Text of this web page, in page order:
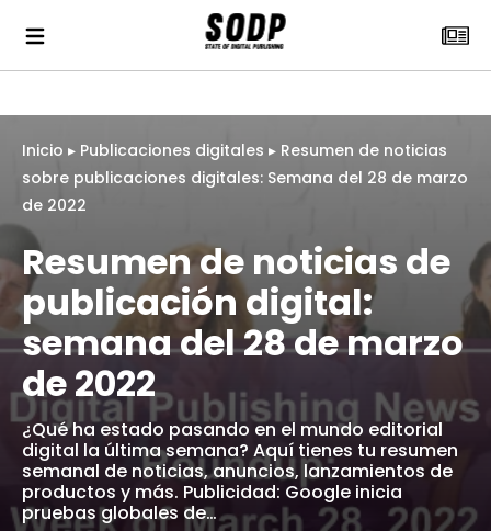
Inicio ▸ Publicaciones digitales ▸ Resumen de noticias
sobre publicaciones digitales: Semana del 28 de marzo
de 2022
Resumen de noticias de
publicación digital:
semana del 28 de marzo
de 2022
¿Qué ha estado pasando en el mundo editorial
digital la última semana? Aquí tienes tu resumen
semanal de noticias, anuncios, lanzamientos de
productos y más. Publicidad: Google inicia
pruebas globales de…